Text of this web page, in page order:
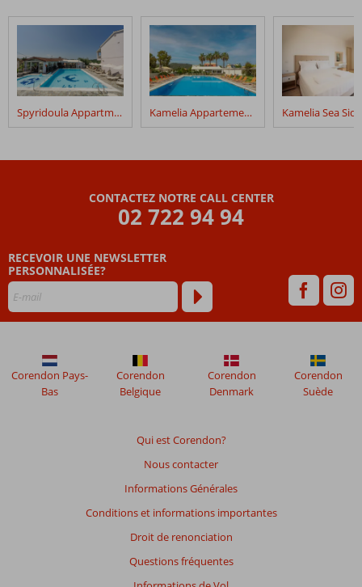
Spyridoula Appartments Kamelia Appartements
CONTACTEZ NOTRE CALL CENTER
02 722 94 94
RECEVOIR UNE NEWSLETTER
PERSONNALISÉE?
Qui est Corendon?
Nous contacter
Informations Générales
Conditions et informations importantes
Droit de renonciation
Questions fréquentes
Corendon Pays-
Bas
Corendon
Belgique
Corendon
Denmark
Corendon
Suède